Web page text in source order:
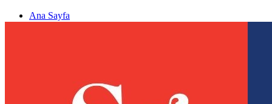
Ana Sayfa